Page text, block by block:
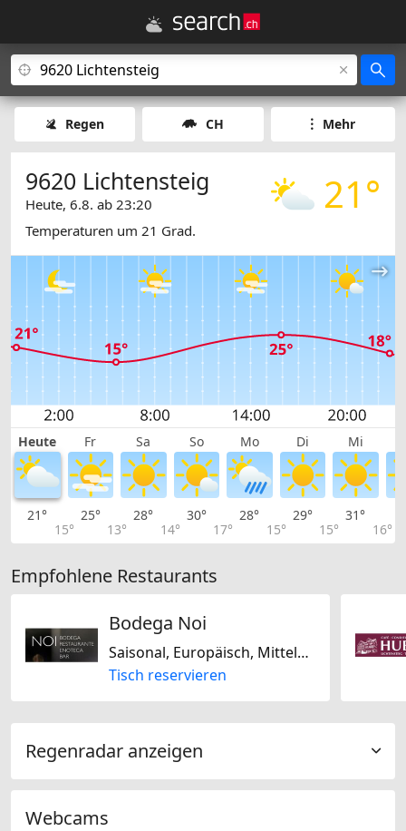
Regen CH Mehr
21°
9620 Lichtensteig
Heute, 6.8. ab 23:20
Temperaturen um 21 Grad.
Heute Fr Sa So Mo Di Mi
21°
15°
25°
13°
28°
14°
30°
17°
28°
15°
29°
15°
31°
16°
Empfohlene Restaurants
Bodega Noi
Saisonal, Europäisch, Mitteleuropäisch, Mediterran
Tisch reservieren
Regenradar anzeigen
Webcams